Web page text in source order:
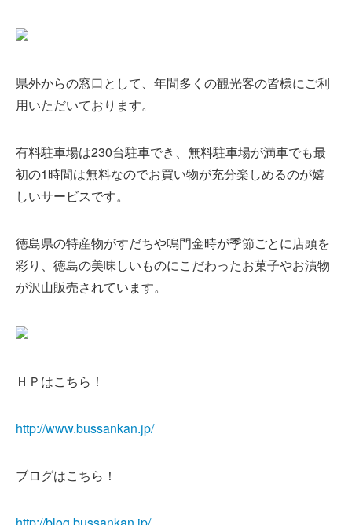
県外からの窓口として、年間多くの観光客の皆様にご利
用いただいております。
有料駐車場は230台駐車でき、無料駐車場が満車でも最
初の1時間は無料なのでお買い物が充分楽しめるのが嬉
しいサービスです。
徳島県の特産物がすだちや鳴門金時が季節ごとに店頭を
彩り、徳島の美味しいものにこだわったお菓子やお漬物
が沢山販売されています。
ＨＰはこちら！
http://www.bussankan.jp/
ブログはこちら！